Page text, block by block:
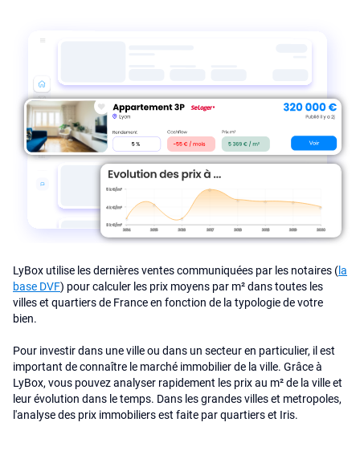
LyBox utilise les dernières ventes communiquées par les notaires (la
base DVF) pour calculer les prix moyens par m² dans toutes les
villes et quartiers de France en fonction de la typologie de votre
bien.
Pour investir dans une ville ou dans un secteur en particulier, il est
important de connaître le marché immobilier de la ville. Grâce à
LyBox, vous pouvez analyser rapidement les prix au m² de la ville et
leur évolution dans le temps. Dans les grandes villes et metropoles,
l'analyse des prix immobiliers est faite par quartiers et Iris.